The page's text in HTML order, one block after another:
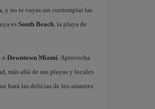
, y no te vayas sin contemplar las
esSouth Beach, la playa de
o Downtown Miami. Aprovecha
más allá de sus playas y locales
hará las delicias de los amantes